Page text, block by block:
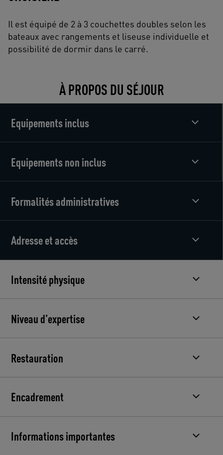
Il est équipé de 2 à 3 couchettes doubles selon les
bateaux avec rangements et liseuse individuelle et
possibilité de dormir dans le carré.
À PROPOS DU SÉJOUR
Equipements inclus
Equipements non inclus
Formalités administratives
Adresse et accès
Intensité physique
Niveau d’expertise
Restauration
Encadrement
Informations importantes